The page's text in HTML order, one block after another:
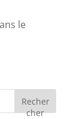
le
Recher
cher